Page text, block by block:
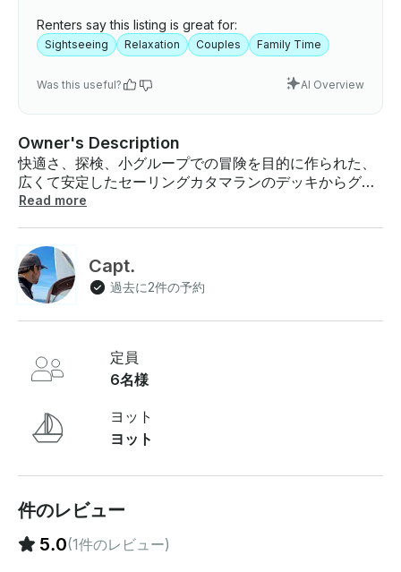
Renters say this listing is great for:
Sightseeing Relaxation Couples Family Time
Was this useful? AI Overview
Owner's Description
快適さ、探検、小グループでの冒険を目的に作られた、
広くて安定したセーリングカタマランのデッキからグロ
スターを発見してください。ハルシオン・デイズ
りとくつろいで、海とつながっているので、ケープ・ア
ンを自由に体験していただけます 。Lu大尉が指揮を執
り、港から抜け出しましょう。冷静で知識豊富なガイド
き回ったりするのに十分なスペースがあるので、現役の
ウォーターフロント、歴史的な灯台、険しい海岸線を新
鮮な視点でたどりましょう 。冒険心に満ちたプレミアム
でパーソナライズされたセーリング体験をお探しのご家
族、カップル、お友達に最適です。バチェロレッテの集
まり、誕生日、記念日、プロポーズ、または水上で忘れ
配できます。 その他の注意事項： 天候や海の状態によ
り快適な航海ができない場合は、別の時間に再スケジュ
ールします。予約1件につき、最大6名までの旅行を予約
できます 。 料金: 1 時間あたり 300 ドル (最低 2 時間)
Read more
Capt.
過去に2件の予約
定員
6名様
ヨット
ヨット
件のレビュー
5.0(1件のレビュー)